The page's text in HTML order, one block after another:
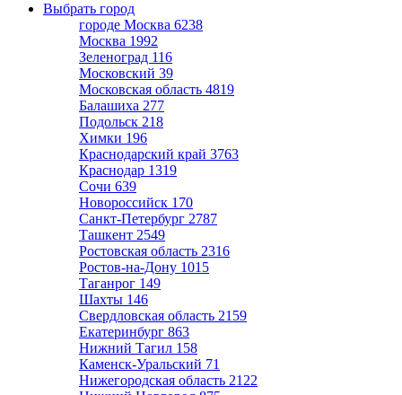
Выбрать город
городе Москва 6238
Москва 1992
Зеленоград 116
Московский 39
Московская область 4819
Балашиха 277
Подольск 218
Химки 196
Краснодарский край 3763
Краснодар 1319
Сочи 639
Новороссийск 170
Санкт-Петербург 2787
Ташкент 2549
Ростовская область 2316
Ростов-на-Дону 1015
Таганрог 149
Шахты 146
Свердловская область 2159
Екатеринбург 863
Нижний Тагил 158
Каменск-Уральский 71
Нижегородская область 2122